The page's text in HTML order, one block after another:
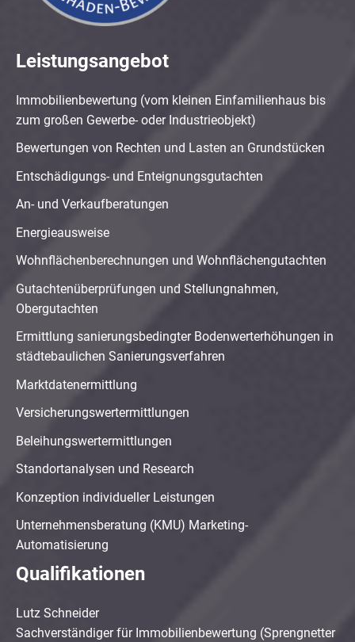
Leistungsangebot
Immobilienbewertung (vom kleinen Einfamilienhaus bis
zum großen Gewerbe- oder Industrieobjekt)
Bewertungen von Rechten und Lasten an Grundstücken
Entschädigungs- und Enteignungsgutachten
An- und Verkaufberatungen
Energieausweise
Wohnflächenberechnungen und Wohnflächengutachten
Gutachtenüberprüfungen und Stellungnahmen,
Obergutachten
Ermittlung sanierungsbedingter Bodenwerterhöhungen in
städtebaulichen Sanierungsverfahren
Marktdatenermittlung
Versicherungswertermittlungen
Beleihungswertermittlungen
Standortanalysen und Research
Konzeption individueller Leistungen
Unternehmensberatung (KMU) Marketing-
Automatisierung
Qualifikationen
Lutz Schneider
Sachverständiger für Immobilienbewertung (Sprengnetter